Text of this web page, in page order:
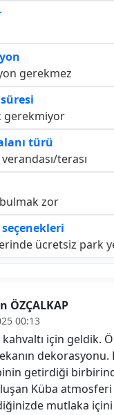
gerekmez
gerekmiyor
türü
terası
zor
ücretsiz park
ÖZÇALKAP
00:13
kahvaltı için geldik.
dekorasyonu.
getirdiği
Küba
mutlaka içini